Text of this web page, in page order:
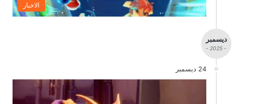
الاخبار
ديسمبر
- 2025 -
24 ديسمبر